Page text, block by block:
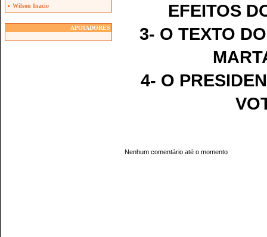
Wilson Inacio
APOIADORES
EFEITOS
3- O TEXTO
4- O